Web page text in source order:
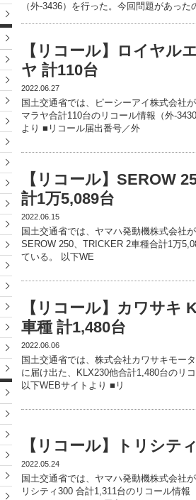
（外-3436）を行った。今回問題があった
【リコール】ロイヤル
ヤ 計110台
2022.06.27
国土交通省では、ピーシーアイ株式会社
マラヤ合計110台のリコール情報（外-
より ■リコール届出番号／外
【リコール】SEROW
計1万5,089台
2022.06.15
国土交通省では、ヤマハ発動機株式会社
SEROW 250、TRICKER 2車種合計1万
ている。 以下WE
【リコール】カワサキ
車種 計1,480台
2022.06.06
国土交通省では、株式会社カワサキモー
に届け出た、KLX230他合計1,480台のリ
以下WEBサイトより ■リ
【リコール】トリシテ
2022.05.24
国土交通省では、ヤマハ発動機株式会社
リシティ300 合計1,311台のリコール情